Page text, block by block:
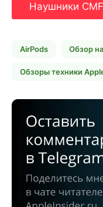
Наушники
AirPods Обзор
Обзоры техники